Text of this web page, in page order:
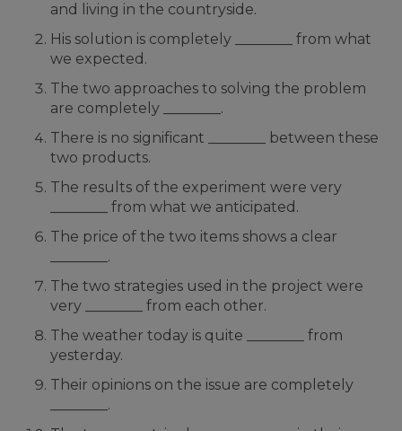
and living in the countryside.
His solution is completely ________ from what
we expected.
The two approaches to solving the problem
are completely ________.
There is no significant ________ between these
two products.
The results of the experiment were very
________ from what we anticipated.
The price of the two items shows a clear
________.
The two strategies used in the project were
very ________ from each other.
The weather today is quite ________ from
yesterday.
Their opinions on the issue are completely
________.